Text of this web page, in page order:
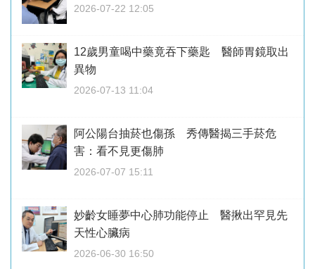
2026-07-22 12:05
12歲男童喝中藥竟吞下藥匙 醫師胃鏡取出
異物
2026-07-13 11:04
阿公陽台抽菸也傷孫 秀傳醫揭三手菸危
害：看不見更傷肺
2026-07-07 15:11
妙齡女睡夢中心肺功能停止 醫揪出罕見先
天性心臟病
2026-06-30 16:50